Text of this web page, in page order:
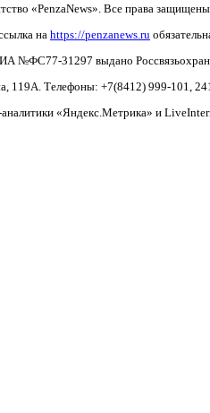
«PenzaNews». Все права
на https://penzanews.ru
№ФС77-31297 выдано
119А. Телефоны: +7(8412) 999-101,
аналитики «Яндекс.Метрика» и